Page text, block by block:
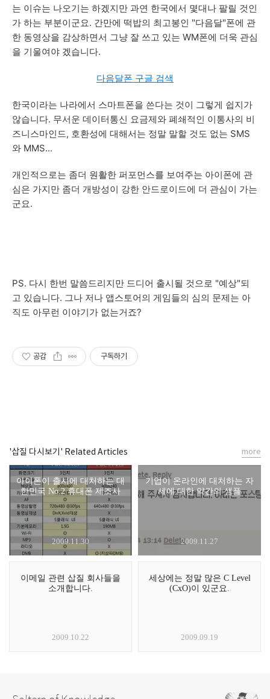
는 이슈는 나오기는 하겠지만 과연 한국에서 몇대나 팔릴 것인
가 하는 부분이군요. 간만에 떡밥의 최고봉인 "다음달"폰에 관
한 동영상을 감상하면서 그냥 잘 쓰고 있는 WM폰에 더욱 관심
을 기울여야 겠습니다.
다음달폰 구글 검색
한국이라는 나라에서 스마트폰을 쓴다는 것이 그렇게 쉽지가
않습니다. 무서운 데이터통신 요금제와 폐쇄적인 이통사의 비
즈니스마인드, 호환성에 대해서는 정말 말할 것도 없는 SMS
와 MMS...
개인적으로는 좀더 원활한 퍼포먼스를 보여주는 아이폰에 관
심은 가지만 좀더 개방성이 강한 안드로이드에 더 관심이 가는
군요.
PS. 다시 한번 말씀드리지만 드디어 출시될 것으로 "예상"되
고 있습니다. 그나 저나 앱스토어의 게임들의 심의 문제는 아
직도 아무런 이야기가 없는거죠?
공감 구독하기
'삽질 다시보기' Related Articles
아이폰이 출시에 대처하는 대
한민국 No.2 휴대폰 제조사
2009.11.30
기업이 온라인에 대처하는 자
세에 대한 약간의 샘플
2009.11.27
이메일 관련 삽질 회사들을
소개합니다.
2009.10.22
세상에는 정말 많은 C Level
(CxO)이 있군요.
2009.09.19
more